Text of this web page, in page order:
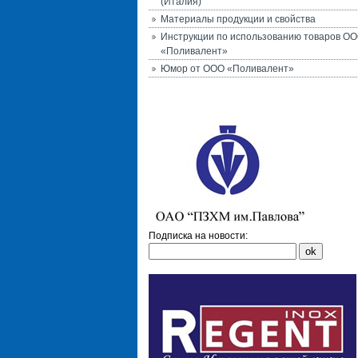
Материалы продукции и свойства
Инструкции по использованию товаров
«Поливалент»
Юмор от ООО «Поливалент»
Подписка на новости: